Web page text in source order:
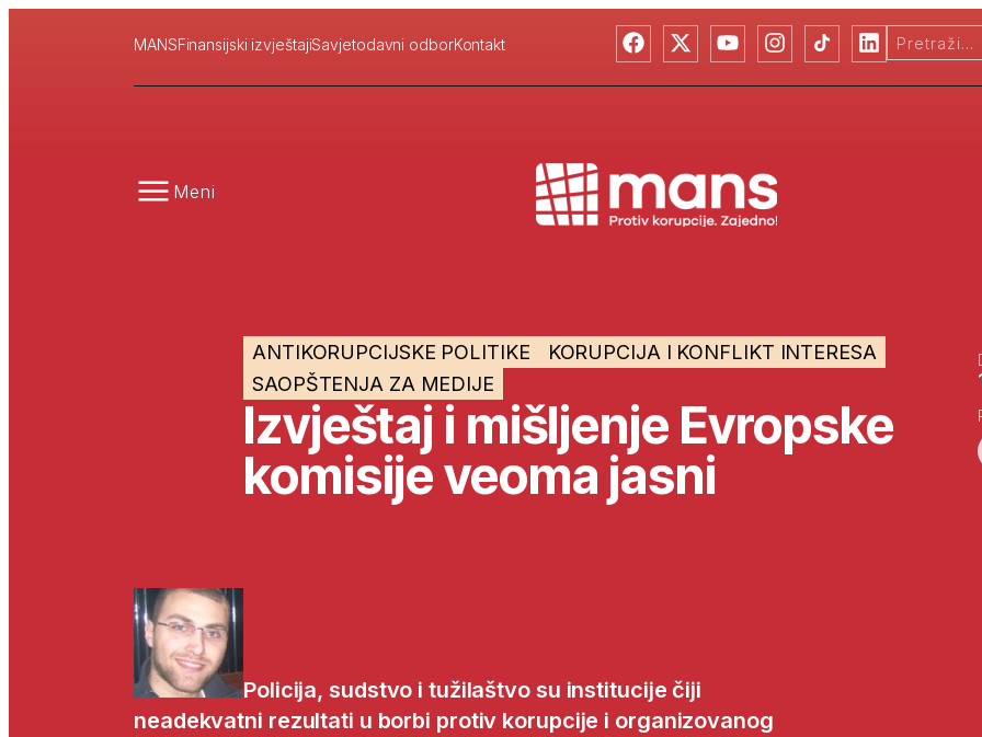
MANSFinansijski izvještajiSavjetodavni odborKontakt
Meni
ANTIKORUPCIJSKE POLITIKE
KORUPCIJA I KONFLIKT INTERESA
SAOPŠTENJA ZA MEDIJE
Izvještaj i mišljenje Evropske
komisije veoma jasni
Policija, sudstvo i tužilaštvo su institucije čiji
neadekvatni rezultati u borbi protiv korupcije i organizovanog